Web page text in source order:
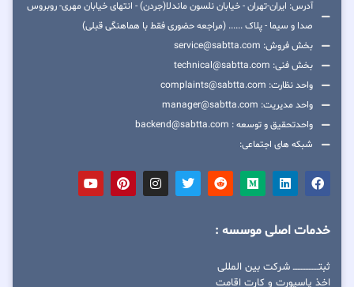
آدرس: ایران-تهران - خیابان نلسون ماندلا(جردن) - انتهای خیابان مهری- روبروس
صدا و سیما - پلاک ...... (مراجعه حضوری فقط با هماهنگی قبلی)
بخش فروش: service@sabtta.com
بخش فنی: technical@sabtta.com
واحد نظارت: complaints@sabtta.com
واحد مدیریت: manager@sabtta.com
واحدتحقیق و توسعه : backend@sabtta.com
شبکه های اجتماعی:
خدمات اصلی موسسه :
ثبتــــــــــــــــ شرکت بین المللی
اخذ پاسپورت و کارت اقامت